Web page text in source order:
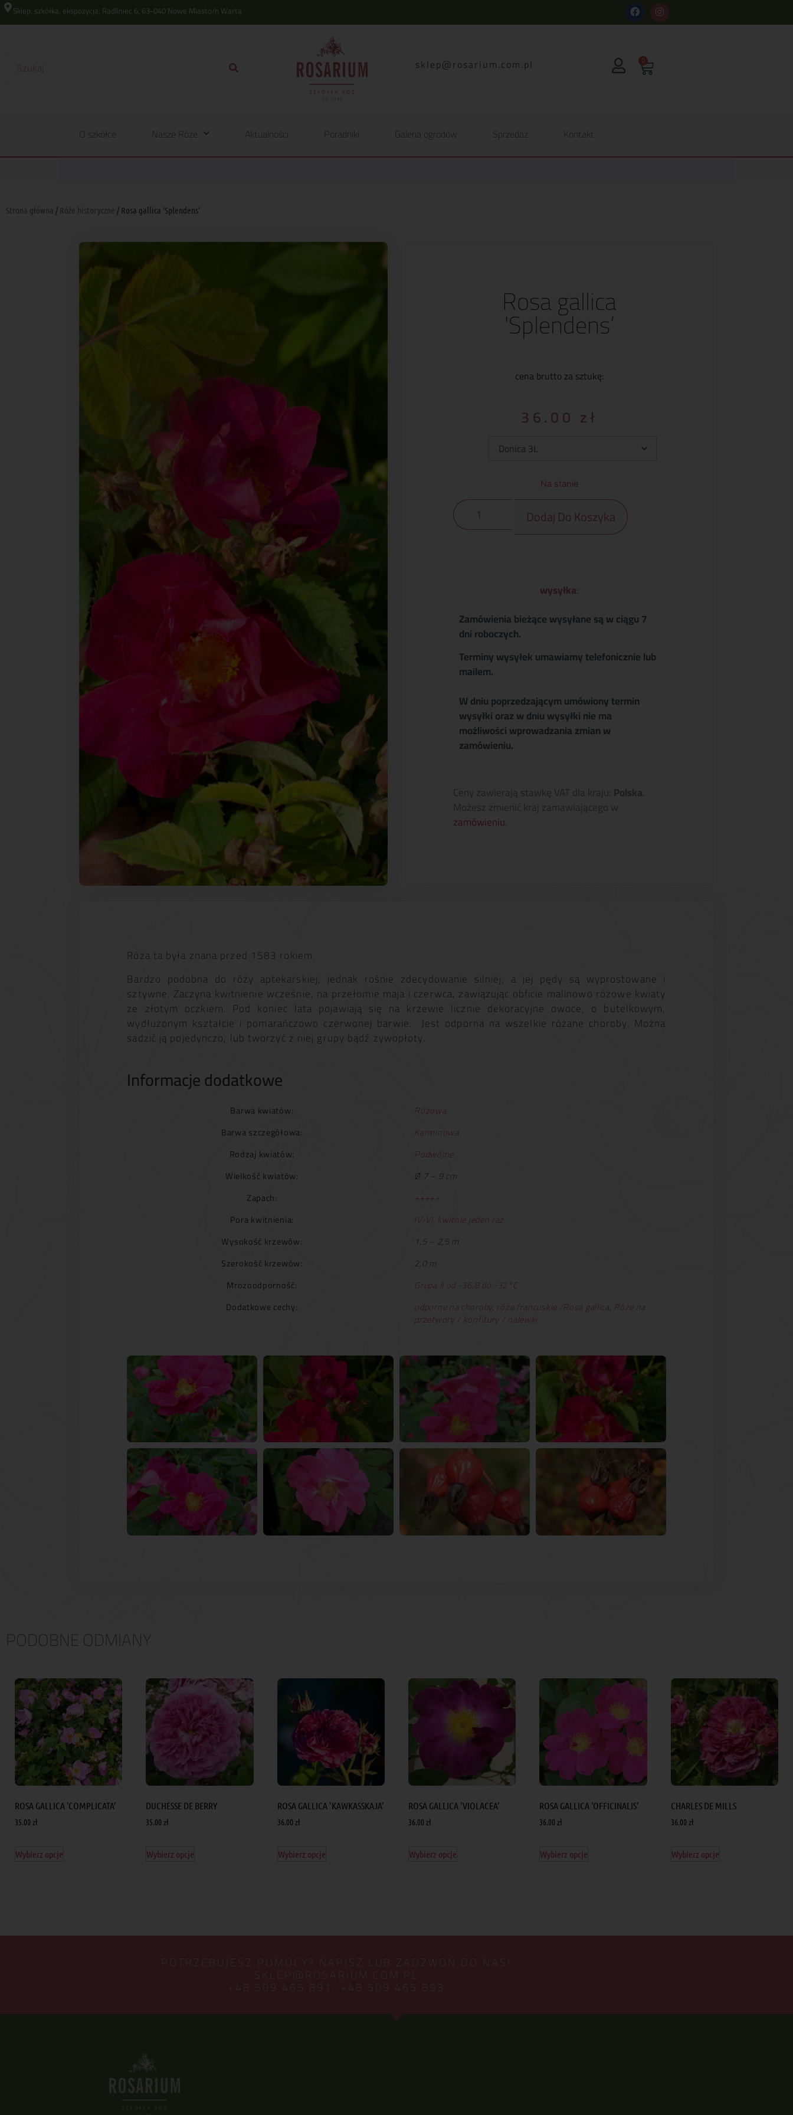
Sklep, szkółka, ekspozycja: Radliniec 6, 63-040 Nowe Miasto/n Wartą
lp.moc.muirasor@pelks 0
O szkółce Nasze Róże Aktualności Poradniki Galeria ogrodów Sprzedaż Kontakt
Strona główna / Róże historyczne / Rosa gallica 'Splendens’
Rosa gallica
'Splendens’
cena brutto za sztukę:
36.00 zł
Na stanie
Dodaj Do Koszyka
wysyłka:
Zamówienia bieżące wysyłane są w ciągu 7
dni roboczych.
Terminy wysyłek umawiamy telefonicznie lub
mailem.
W dniu poprzedzającym umówiony termin
wysyłki oraz w dniu wysyłki nie ma
możliwości wprowadzania zmian w
zamówieniu.
Ceny zawierają stawkę VAT dla kraju: Polska
Możesz zmienić kraj zamawiającego w
zamówieniu
Róża ta była znana przed 1583 rokiem.
Bardzo podobna do róży aptekarskiej, jednak rośnie zdecydowanie silniej, a jej pędy są wyprostowane i
sztywne. Zaczyna kwitnienie wcześnie, na przełomie maja i czerwca, zawiązując obficie malinowo różowe kwiaty
ze złotym oczkiem. Pod koniec lata pojawiają się na krzewie licznie dekoracyjne owoce, o butelkowym,
wydłużonym kształcie i pomarańczowo czerwonej barwie. Jest odporna na wszelkie różane choroby. Można
sadzić ją pojedynczo, lub tworzyć z niej grupy bądź żywopłoty.
Informacje dodatkowe
Barwa kwiatów:
Różowa
Barwa szczegółowa:
Karminowa
Rodzaj kwiatów:
Podwójne
Wielkość kwiatów:
Ø 7 – 9 cm
Zapach:
+++++
Pora kwitnienia:
IV-VI, kwitnie jeden raz
Wysokość krzewów:
1,5 – 2,5 m
Szerokość krzewów:
2,0 m
Mrozoodporność:
Grupa II od -36,8 do -32°C
Dodatkowe cechy:
odporne na choroby, róże francuskie /Rosa gallica, Róże na
przetwory / konfitury / nalewki
PODOBNE ODMIANY
ROSA GALLICA 'COMPLICATA’
35.00 zł
Wybierz opcje
DUCHESSE DE BERRY
35.00 zł
Wybierz opcje
ROSA GALLICA 'KAWKASSKAJA’
36.00 zł
Wybierz opcje
ROSA GALLICA 'VIOLACEA’
36.00 zł
Wybierz opcje
ROSA GALLICA 'OFFICINALIS’
36.00 zł
Wybierz opcje
CHARLES DE MILLS
36.00 zł
Wybierz opcje
POTRZEBUJESZ POMOCY? NAPISZ LUB ZADZWOŃ DO NAS!
SKLEP@ROSARIUM.COM.PL
+48 509 465 891, +48 509 465 893